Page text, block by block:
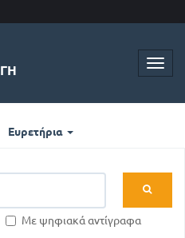
Ευρετήρια
Με ψηφιακά αντίγραφα